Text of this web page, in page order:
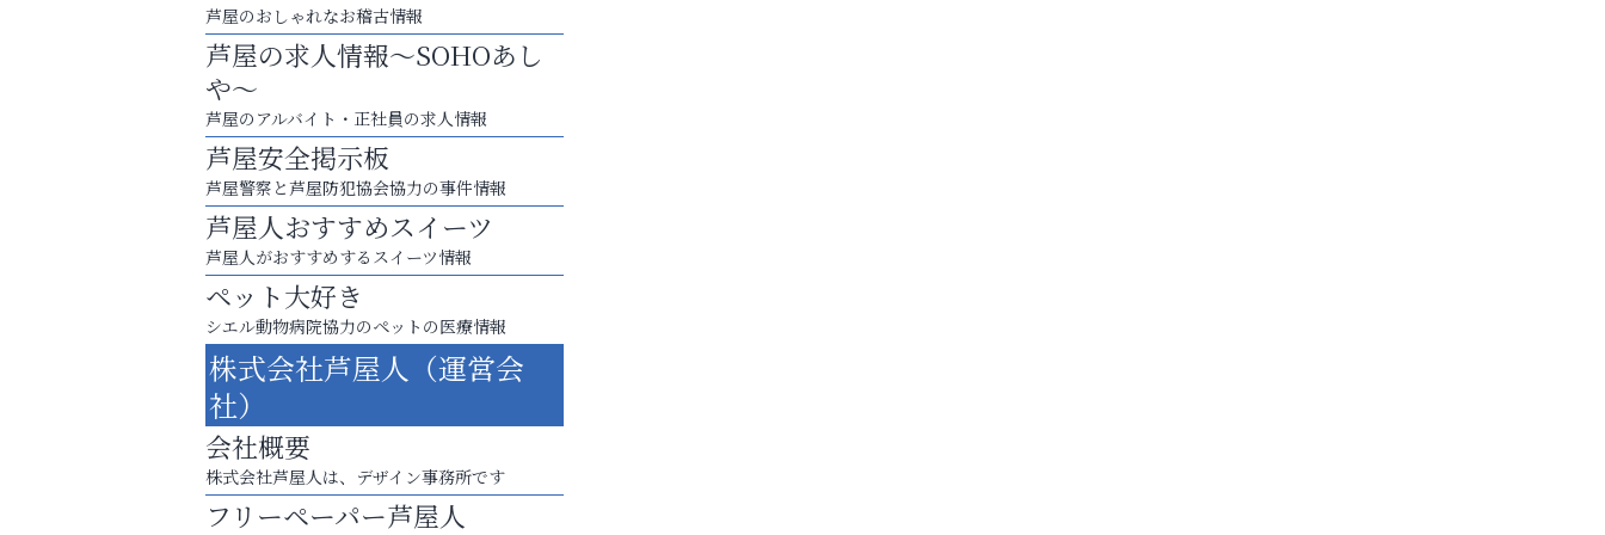
猫背･側弯、背骨の歪みを
整えませんか？
芦屋人~あしやびと~
芦屋のおしゃれなお稽古情報
芦屋の求人情報～SOHOあし
や～
芦屋のアルバイト・正社員の求人情報
芦屋安全掲示板
芦屋警察と芦屋防犯協会協力の事件情報
芦屋人おすすめスイーツ
芦屋人がおすすめするスイーツ情報
ペット大好き
シエル動物病院協力のペットの医療情報
株式会社芦屋人（運営会
社）
会社概要
株式会社芦屋人は、デザイン事務所です
フリーペーパー芦屋人